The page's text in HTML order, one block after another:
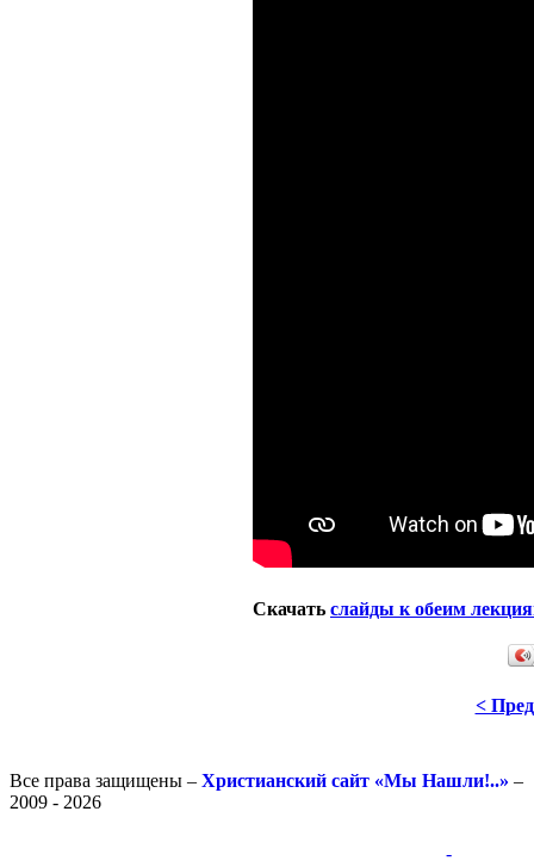
Скачать слайды к обеим
<
Все права защищены – Христианский сайт «Мы Нашли!..» –
2009 - 2026
-